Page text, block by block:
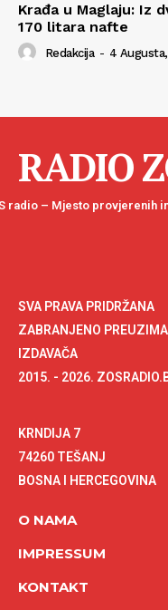
Krađa u Maglaju: Iz
170 litara nafte
Redakcija - 4
RADIO
radio – Mjesto provjerenih
SVA PRAVA PRIDRŽANA
ZABRANJENO
IZDAVAČA
2015. - 2026.
KRNDIJA 7
74260 TEŠANJ
BOSNA I HERCEGOVINA
O NAMA
IMPRESSUM
KONTAKT